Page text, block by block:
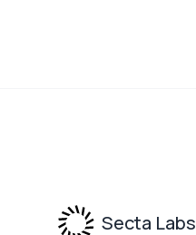
Secta Labs